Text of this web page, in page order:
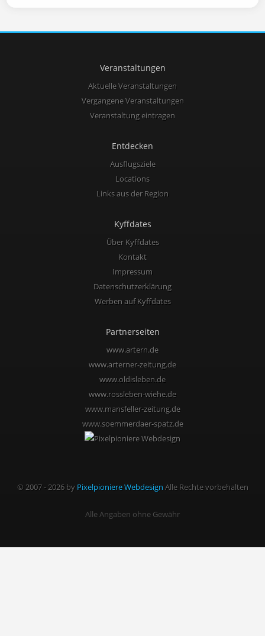
Veranstaltungen
Aktuelle Veranstaltungen
Vergangene Veranstaltungen
Veranstaltung eintragen
Entdecken
Ausflugsziele
Locations
Links aus der Region
Kyffdates
Über Kyffdates
Kontakt
Impressum
Datenschutzerklärung
Werben auf Kyffdates
Partnerseiten
www.artern.de
www.arterner-zeitung.de
www.oldisleben.de
www.rossleben-wiehe.de
www.mansfeller-zeitung.de
www.soemmerdaer-spatz.de
© 2007 - 2026 by Pixelpioniere Webdesign Alle Rechte vorbehalten
Alle Angaben ohne Gewähr